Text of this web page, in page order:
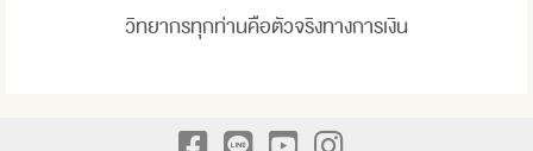
วิทยากรทุกท่านคือตัวจริงทางการเงิน